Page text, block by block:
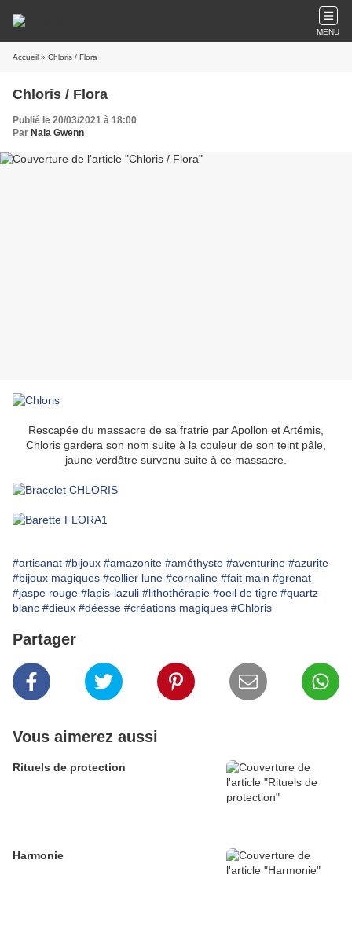
MENU
Accueil » Chloris / Flora
Chloris / Flora
Publié le 20/03/2021 à 18:00
Par Naia Gwenn
Rescapée du massacre de sa fratrie par Apollon et Artémis,
Chloris gardera son nom suite à la couleur de son teint pâle,
jaune verdâtre survenu suite à ce massacre.
#artisanat #bijoux #amazonite #améthyste #aventurine #azurite
#bijoux magiques #collier lune #cornaline #fait main #grenat
#jaspe rouge #lapis-lazuli #lithothérapie #oeil de tigre #quartz
blanc #dieux #déesse #créations magiques #Chloris
Partager
Vous aimerez aussi
Rituels de protection
Harmonie